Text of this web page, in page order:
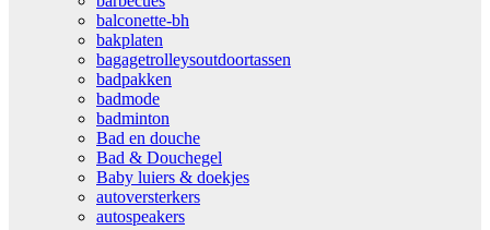
balconette-bh
bakplaten
bagagetrolleysoutdoortassen
badpakken
badmode
badminton
Bad en douche
Bad & Douchegel
Baby luiers & doekjes
autoversterkers
autospeakers